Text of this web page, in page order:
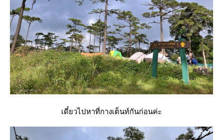
เดี๋ยวไปหาที่กางเต็นท์กันก่อนค่ะ